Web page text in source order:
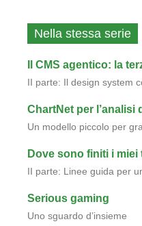
Nella stessa serie
Il CMS agentico: la
II parte: Il design system
ChartNet per l’analisi
Un modello piccolo per
Dove sono finiti i miei
II parte: Linee guida per
Serious gaming
Uno sguardo d’insieme